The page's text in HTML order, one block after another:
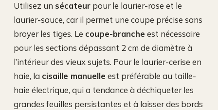
Utilisez un sécateur pour le laurier-rose et le
laurier-sauce, car il permet une coupe précise sans
broyer les tiges. Le coupe-branche est nécessaire
pour les sections dépassant 2 cm de diamètre à
l’intérieur des vieux sujets. Pour le laurier-cerise en
haie, la cisaille manuelle est préférable au taille-
haie électrique, qui a tendance à déchiqueter les
grandes feuilles persistantes et à laisser des bords